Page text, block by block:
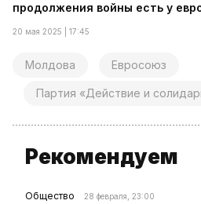
продолжения войны есть у
20 мая 2025 | 17:45
Молдова Евросоюз
Партия «Действие и
Рекомендуем
Общество 28 февраля, 23:00